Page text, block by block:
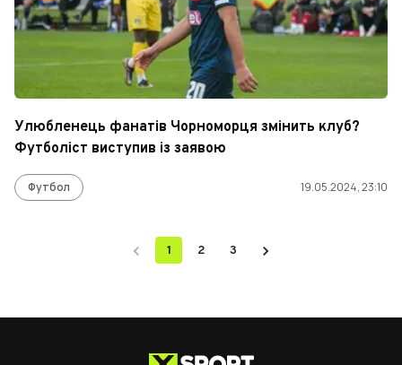
Улюбленець фанатів Чорноморця змінить клуб?
Футболіст виступив із заявою
Футбол 19.05.2024, 23:10
1 2 3